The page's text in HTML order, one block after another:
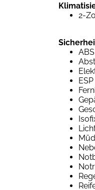
2-
ABS
ESP